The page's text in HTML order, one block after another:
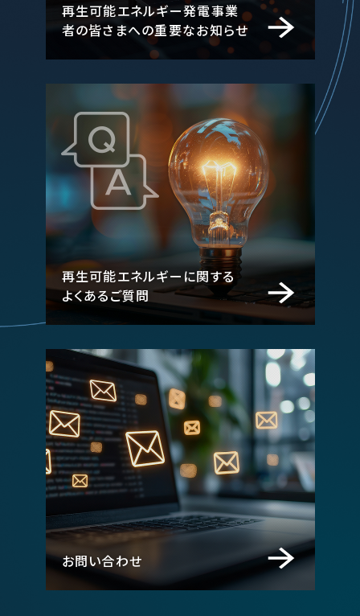
再生可能エネルギー発電事業
者の皆さまへの重要なお知らせ
再生可能エネルギーに関する
よくあるご質問
お問い合わせ